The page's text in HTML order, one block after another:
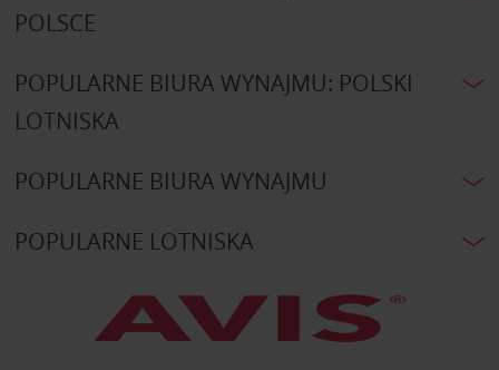
POLSCE
POPULARNE BIURA WYNAJMU: POLSKI
LOTNISKA
POPULARNE BIURA WYNAJMU
POPULARNE LOTNISKA